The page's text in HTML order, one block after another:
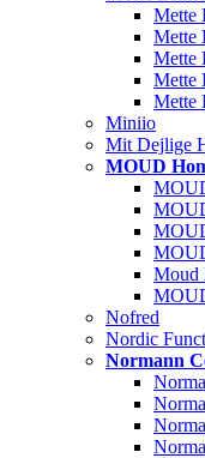
Mette
Mette
Mette
Mette
Mette
Miniio
Mit Dejlige
MOUD
Moud
Nofred
Nordic
Normann